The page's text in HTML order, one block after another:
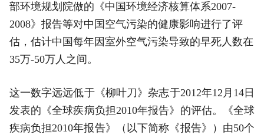
部环境规划院做的《中国环境经济核算体系2007-
2008》报告等对中国空气污染的健康影响进行了评
估，估计中国每年因室外空气污染导致的早死人数在
35万-50万人之间。
这一数字远远低于《柳叶刀》杂志于2012年12月14日
发表的《全球疾病负担2010年报告》的评估。《全球
疾病负担2010年报告》（以下简称《报告》）由50个